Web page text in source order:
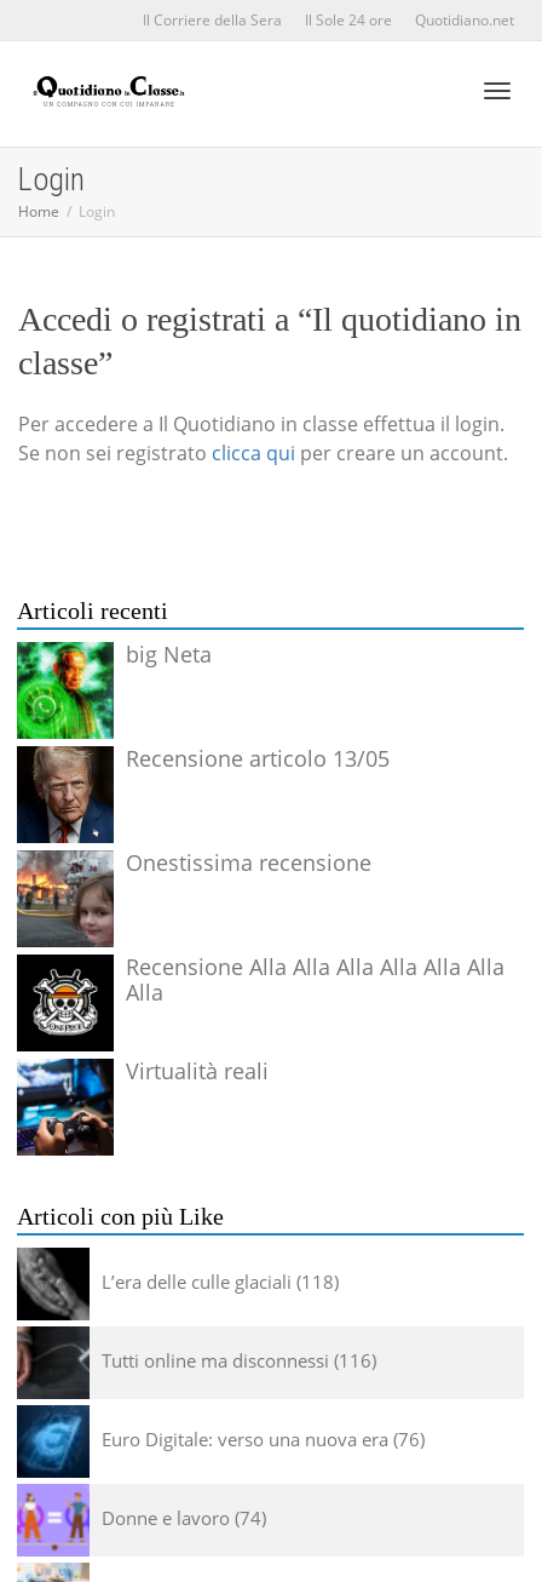
Il Corriere della Sera Il Sole 24 ore Quotidiano.net
Login
Home Login
Accedi o registrati a “Il quotidiano in
classe”
Per accedere a Il Quotidiano in classe effettua il login.
Se non sei registrato clicca qui per creare un account.
Articoli recenti
big Neta
Recensione articolo 13/05
Onestissima recensione
Recensione Alla Alla Alla Alla Alla Alla
Alla
Virtualità reali
Articoli con più Like
L’era delle culle glaciali 118
Tutti online ma disconnessi 116
Euro Digitale: verso una nuova era 76
Donne e lavoro 74